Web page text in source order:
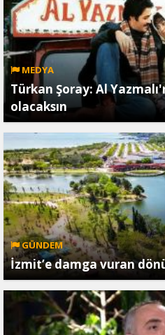
MEDYA
Türkan Şoray: Al
olacaksın
GÜNDEM
İzmit’e damga vuran